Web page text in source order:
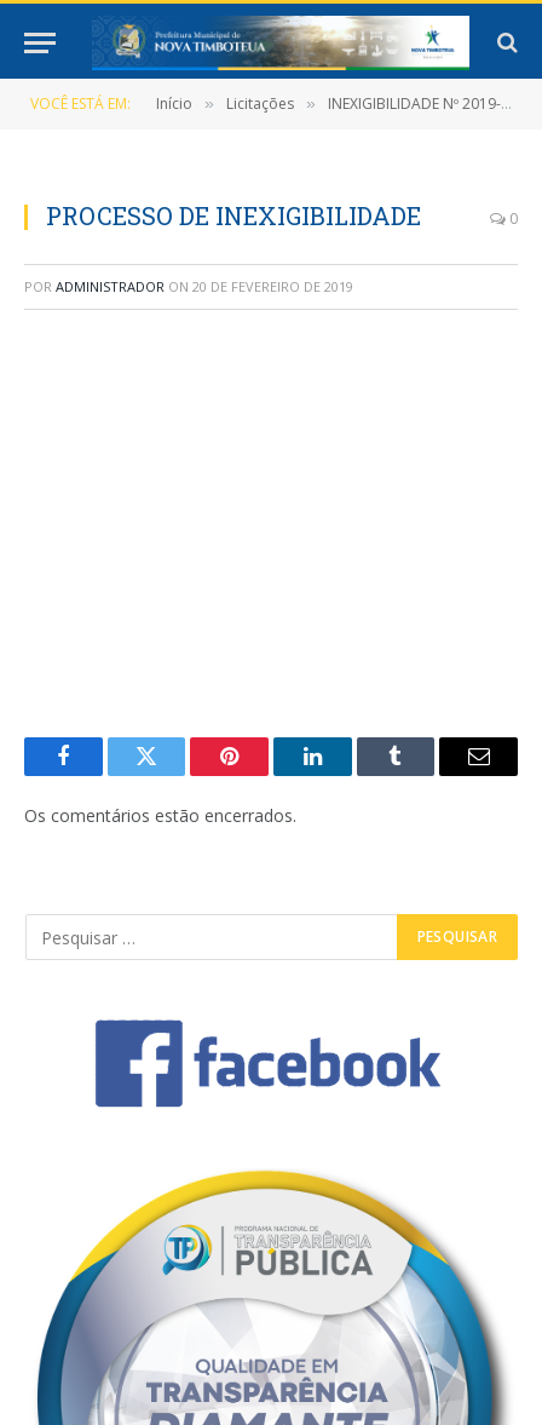
VOCÊ ESTÁ EM: Início » Licitações » INEXIGIBILIDADE Nº 2019-008 (CONTRATAÇÃO DE PESSOA JURÍDICA PARA PRESTAÇÃO DOS SERVIÇOS DE CONSULTORIA E ASSESSORIA ADMINISTRATIVA EM LICITAÇÕES E CONTRATOS)
PROCESSO DE INEXIGIBILIDADE 0
POR ADMINISTRADOR ON 20 DE FEVEREIRO DE 2019
FacebookTwitter Pinterest LinkedInTumblr
E-
Os comentários estão encerrados.